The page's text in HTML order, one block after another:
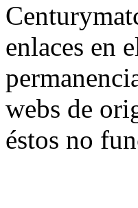
enlaces en
webs de
éstos no